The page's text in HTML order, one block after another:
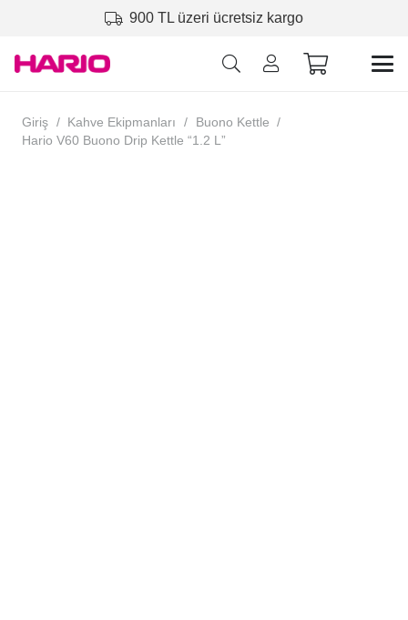
900 TL üzeri ücretsiz kargo
Giriş / Kahve Ekipmanları / Buono Kettle /
Hario V60 Buono Drip Kettle “1.2 L”